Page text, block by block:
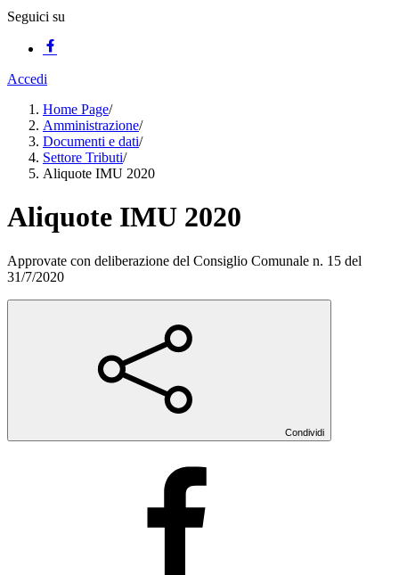
Seguici su
Accedi
Home Page/
Amministrazione/
Documenti e dati/
Settore Tributi/
Aliquote IMU 2020
Aliquote IMU 2020
Approvate con deliberazione del Consiglio Comunale n. 15 del
31/7/2020
Condividi